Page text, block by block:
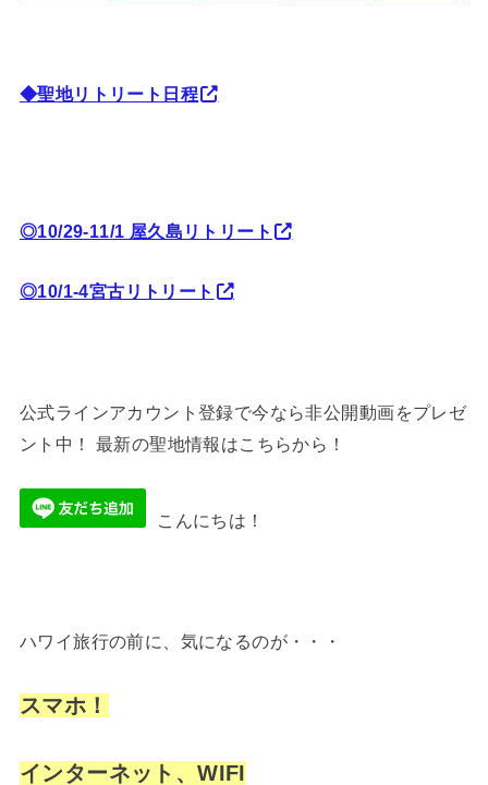
◆聖地リトリート日程
◎10/29-11/1 屋久島リトリート
◎10/1-4宮古リトリート
公式ラインアカウント登録で今なら非公開動画をプレゼ
ント中！ 最新の聖地情報はこちらから！
こんにちは！
ハワイ旅行の前に、気になるのが・・・
スマホ！
インターネット、WIFI